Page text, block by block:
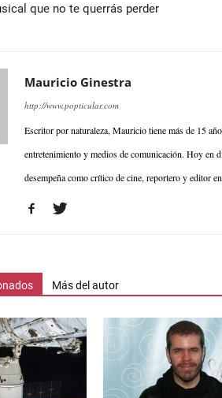
que no te querrás perder
Mauricio Ginestra
http://www.popticular.com
Escritor por naturaleza, Mauricio tiene más de 15
entretenimiento y medios de comunicación. Hoy en
desempeña como crítico de cine, reportero y editor
Más del autor